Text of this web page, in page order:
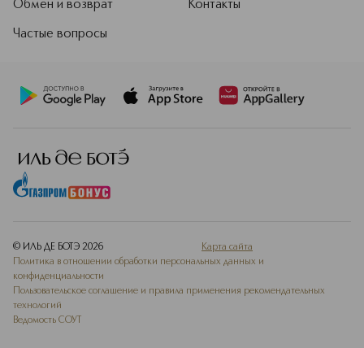
Обмен и возврат
Частые вопросы
Контакты
© ИЛЬ ДЕ БОТЭ 2026
Карта сайта
Политика в отношении обработки персональных данных и
конфиденциальности
Пользовательское соглашение и правила применения рекомендательных
технологий
Ведомость СОУТ